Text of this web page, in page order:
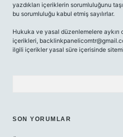
yazdıkları içeriklerin sorumluluğunu
bu sorumluluğu kabul etmiş sayılırlar.
Hukuka ve yasal düzenlemelere
içerikleri,
ilgili içerikler yasal süre içerisinde
SON YORUMLAR